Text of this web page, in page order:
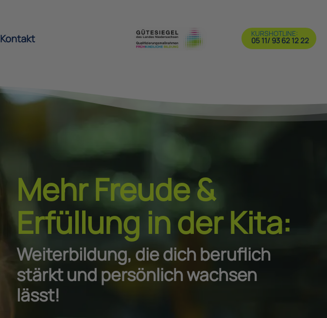
Kontakt KURSHOTLINE:
05 11/ 93 62 12 22
Mehr Freude &
Erfüllung in der Kita:
Weiterbildung, die dich beruflich
stärkt und persönlich wachsen
lässt!